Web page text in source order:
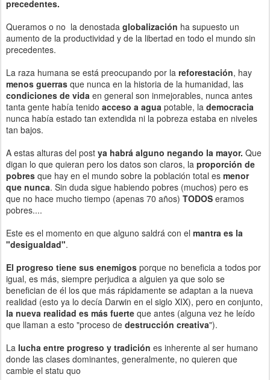
precedentes.
Queramos o no la denostada globalización ha supuesto un
aumento de la productividad y de la libertad en todo el mundo sin
precedentes.
La raza humana se está preocupando por la reforestación, hay
menos guerras que nunca en la historia de la humanidad, las
condiciones de vida en general son inmejorables, nunca antes
tanta gente había tenido acceso a agua potable, la democracia
nunca había estado tan extendida ni la pobreza estaba en niveles
tan bajos.
A estas alturas del post ya habrá alguno negando la mayor. Que
digan lo que quieran pero los datos son claros, la proporción de
pobres que hay en el mundo sobre la población total es menor
que nunca. Sin duda sigue habiendo pobres (muchos) pero es
que no hace mucho tiempo (apenas 70 años) TODOS eramos
pobres....
Este es el momento en que alguno saldrá con el mantra es la
"desigualdad".
El progreso tiene sus enemigos porque no beneficia a todos por
igual, es más, siempre perjudica a alguien ya que solo se
benefician de él los que más rápidamente se adaptan a la nueva
realidad (esto ya lo decía Darwin en el siglo XIX), pero en conjunto,
la nueva realidad es más fuerte que antes (alguna vez he leído
que llaman a esto "proceso de destrucción creativa").
La lucha entre progreso y tradición es inherente al ser humano
donde las clases dominantes, generalmente, no quieren que
cambie el statu quo